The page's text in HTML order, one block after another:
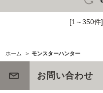
[1～350件]
ホーム > モンスターハンター
お問い合わせ